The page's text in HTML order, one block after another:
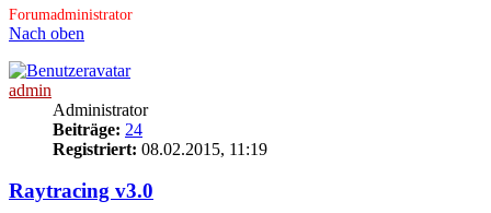
Forumadministrator
Nach oben
admin
Administrator
Beiträge: 24
Registriert: 08.02.2015, 11:19
Raytracing v3.0